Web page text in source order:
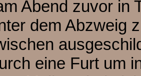
Abend zuvor in
dem Abzweig
eine Furt um